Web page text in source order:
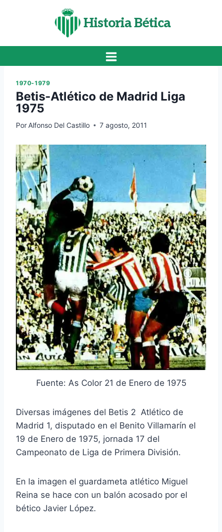
Historia Bética
1970-1979
Betis-Atlético de Madrid Liga
1975
Por Alfonso Del Castillo 7 agosto, 2011
Fuente: As Color 21 de Enero de 1975
Diversas imágenes del Betis 2 Atlético de
Madrid 1, disputado en el Benito Villamarín el
19 de Enero de 1975, jornada 17 del
Campeonato de Liga de Primera División.
En la imagen el guardameta atlético Miguel
Reina se hace con un balón acosado por el
bético Javier López.